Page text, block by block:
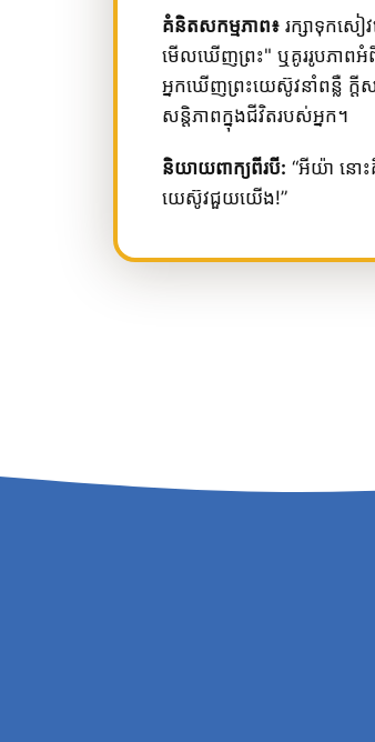
គំនិតសកម្មភាព៖ រក្សាទុកសៀ
មើលឃើញព្រះ" ឬគូររូបភាពអំ
អ្នកឃើញព្រះយេស៊ូវនាំពន្លឺ ក្តី
សន្តិភាពក្នុងជីវិតរបស់អ្នក។
និយាយពាក្យពីរបី: “អីយ៉ា នោះ
យេស៊ូវជួយយើង!”